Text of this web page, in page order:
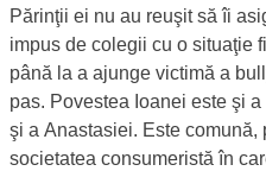
Părinţii ei nu au reuşit să îi
impus de colegii cu o situaţie
până la a ajunge victimă a
pas. Povestea Ioanei este şi
şi a Anastasiei. Este comună,
societatea consumeristă în